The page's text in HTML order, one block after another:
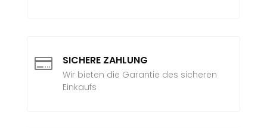
 SICHERE ZAHLUNG
Wir bieten die Garantie des sicheren
Einkaufs